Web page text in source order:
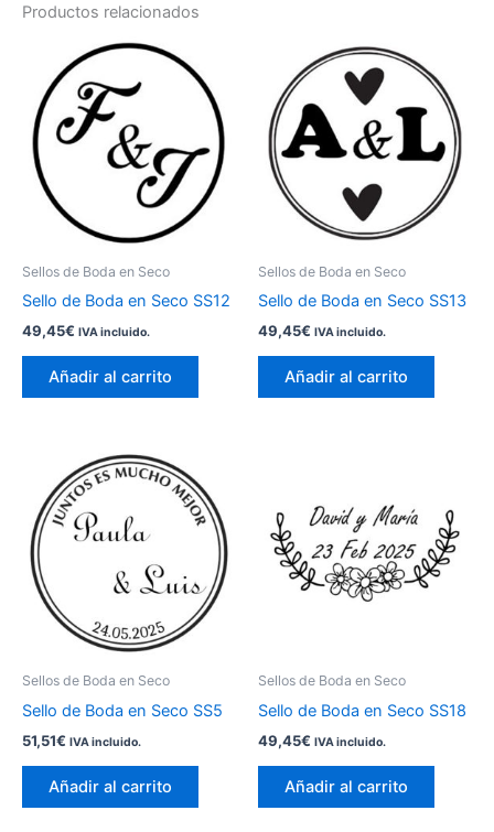
Productos relacionados
Sellos de Boda en Seco
Sello de Boda en Seco SS12
49,45€ IVA incluido.
Añadir al carrito
Sellos de Boda en Seco
Sello de Boda en Seco SS13
49,45€ IVA incluido.
Añadir al carrito
Sellos de Boda en Seco
Sello de Boda en Seco SS5
51,51€ IVA incluido.
Añadir al carrito
Sellos de Boda en Seco
Sello de Boda en Seco SS18
49,45€ IVA incluido.
Añadir al carrito